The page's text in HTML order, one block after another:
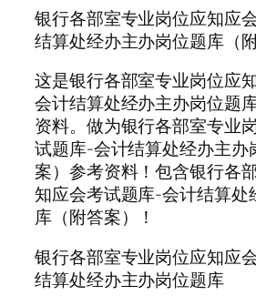
银行各部室专业岗位应知应
结算处经办主办岗位题库（附
这是银行各部室专业岗位应
会计结算处经办主办岗位题
资料。做为银行各部室专业
试题库-会计结算处经办主办
案）参考资料！包含银行各
知应会考试题库-会计结算处
库（附答案）！
银行各部室专业岗位应知应
结算处经办主办岗位题库